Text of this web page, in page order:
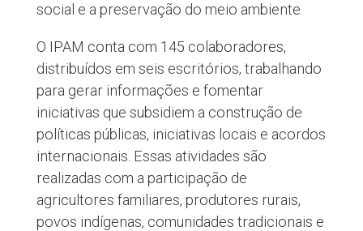
social e a preservação do meio ambiente.
O IPAM conta com 145 colaboradores,
distribuídos em seis escritórios, trabalhando
para gerar informações e fomentar
iniciativas que subsidiem a construção de
políticas públicas, iniciativas locais e acordos
internacionais. Essas atividades são
realizadas com a participação de
agricultores familiares, produtores rurais,
povos indígenas, comunidades tradicionais e